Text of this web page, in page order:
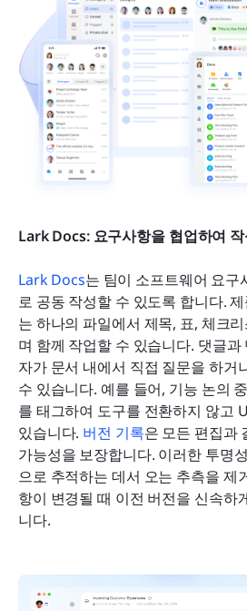
Lark Docs: 요구사항을 협업하여
Lark Docs는 팀이 소프트웨어 요구
로 공동 작성할 수 있도록 합니다.
는 하나의 파일에서 제목, 표, 체크
며 함께 작업할 수 있습니다. 댓글
자가 문서 내에서 직접 질문을 하거
수 있습니다. 예를 들어, 기능 논의
를 태그하여 도구를 전환하지 않고
있습니다. 버전 기록은 모든 편집과
가능성을 보장합니다. 이러한 투명
으로 추적하는 데서 오는 추측을 제
항이 변경될 때 이전 버전을 신속하
니다.